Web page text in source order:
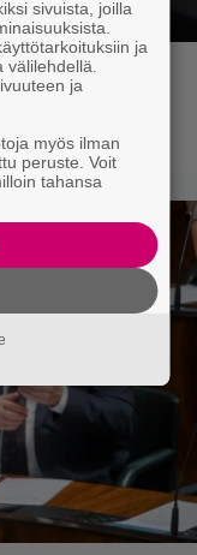
tutun
om
sivuista, joilla
ja
ja
myös ilman
peruste. Voit
tahansa